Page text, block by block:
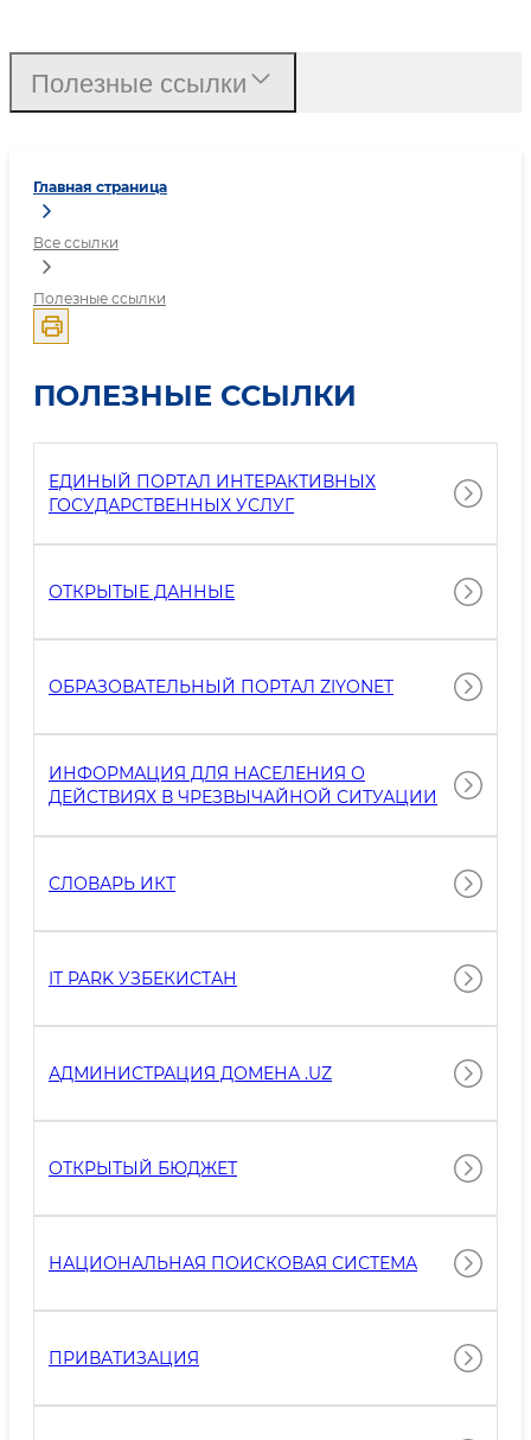
Главная страница
Все ссылки
Полезные ссылки
ПОЛЕЗНЫЕ ССЫЛКИ
ЕДИНЫЙ ПОРТАЛ ИНТЕРАКТИВНЫХ
ГОСУДАРСТВЕННЫХ УСЛУГ
ОТКРЫТЫЕ ДАННЫЕ
ОБРАЗОВАТЕЛЬНЫЙ ПОРТАЛ ZIYONET
ИНФОРМАЦИЯ ДЛЯ НАСЕЛЕНИЯ О
ДЕЙСТВИЯХ В ЧРЕЗВЫЧАЙНОЙ СИТУАЦИИ
СЛОВАРЬ ИКТ
IT PARK УЗБЕКИСТАН
АДМИНИСТРАЦИЯ ДОМЕНА .UZ
ОТКРЫТЫЙ БЮДЖЕТ
НАЦИОНАЛЬНАЯ ПОИСКОВАЯ СИСТЕМА
ПРИВАТИЗАЦИЯ
Полезные ссылки